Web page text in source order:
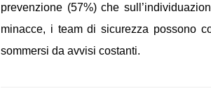
prevenzione (57%) che
minacce, i team di sicurezza possono
sommersi da avvisi costanti.